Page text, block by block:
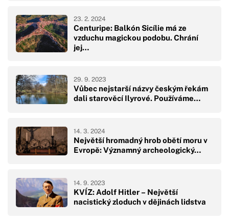
Centuripe: Balkón Sicílie má ze
vzduchu magickou podobu. Chrání
jej…
23. 2. 2024
Vůbec nejstarší názvy českým řekám
dali starověcí Ilyrové. Používáme…
29. 9. 2023
Největší hromadný hrob obětí moru v
Evropě: Významný archeologický…
14. 3. 2024
KVÍZ: Adolf Hitler – Největší
nacistický zloduch v dějinách lidstva
14. 9. 2023